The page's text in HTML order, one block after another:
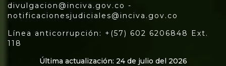
divulgacion@inciva.gov.co -
notificacionesjudiciales@inciva.gov.co
Línea anticorrupción: +(57) 602 6206848 Ext.
118
Última actualización: 24 de julio del 2026